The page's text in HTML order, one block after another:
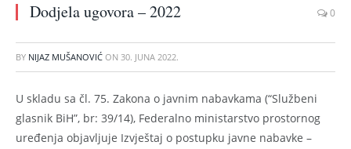
Dodjela ugovora – 2022 0
BY NIJAZ MUŠANOVIĆ ON 30. JUNA 2022.
U skladu sa čl. 75. Zakona o javnim nabavkama (“Službeni
glasnik BiH”, br: 39/14), Federalno ministarstvo prostornog
uređenja objavljuje Izvještaj o postupku javne nabavke –